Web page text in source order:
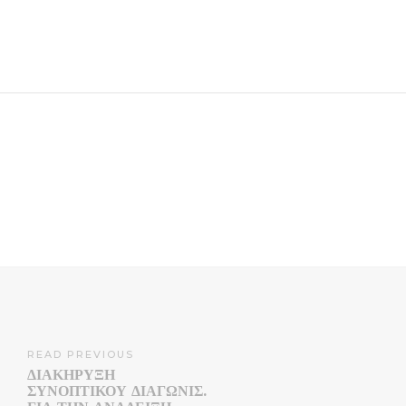
READ PREVIOUS
ΔΙΑΚΉΡΥΞΗ
ΣΥΝΟΠΤΙΚΟΎ ΔΙΑΓΩΝΙΣ.